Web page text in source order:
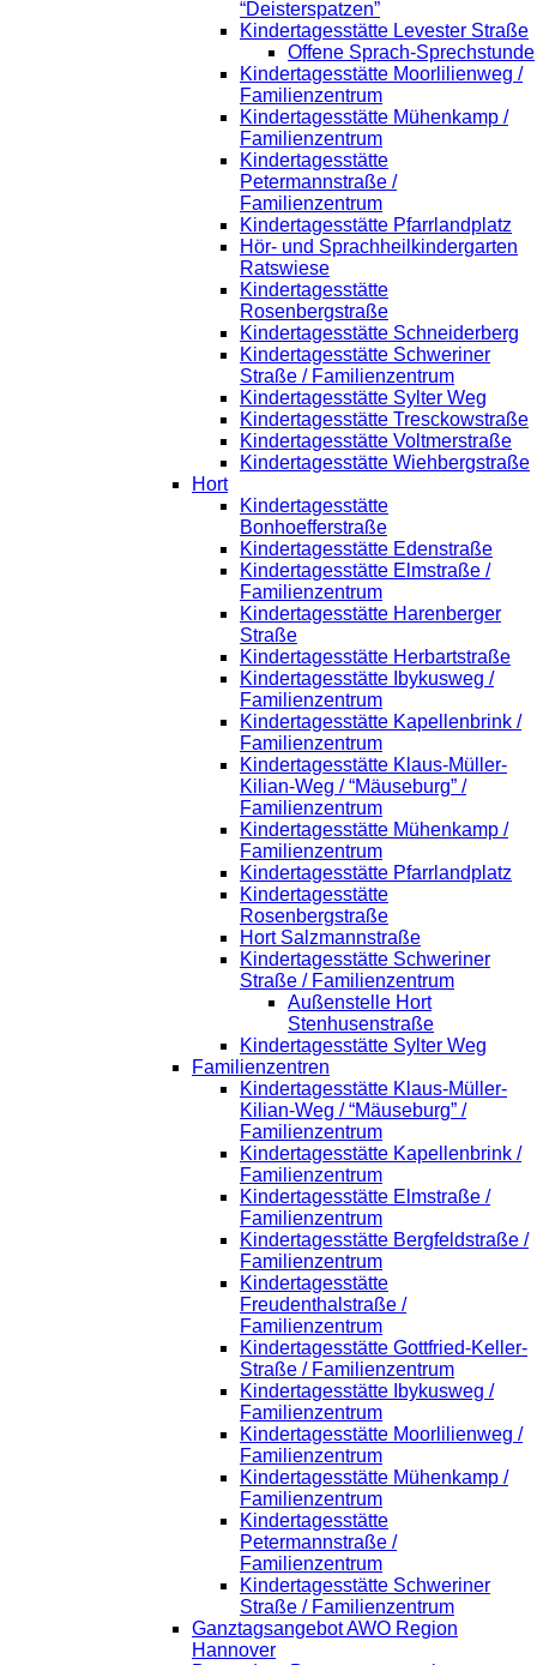
“Deisterspatzen”
Kindertagesstätte Levester Straße
Offene Sprach-Sprechstunde
Kindertagesstätte Moorlilienweg /
Familienzentrum
Kindertagesstätte Mühenkamp /
Familienzentrum
Kindertagesstätte
Petermannstraße /
Familienzentrum
Kindertagesstätte Pfarrlandplatz
Hör- und Sprachheilkindergarten
Ratswiese
Kindertagesstätte
Rosenbergstraße
Kindertagesstätte Schneiderberg
Kindertagesstätte Schweriner
Straße / Familienzentrum
Kindertagesstätte Sylter Weg
Kindertagesstätte Tresckowstraße
Kindertagesstätte Voltmerstraße
Kindertagesstätte Wiehbergstraße
Hort
Kindertagesstätte
Bonhoefferstraße
Kindertagesstätte Edenstraße
Kindertagesstätte Elmstraße /
Familienzentrum
Kindertagesstätte Harenberger
Straße
Kindertagesstätte Herbartstraße
Kindertagesstätte Ibykusweg /
Familienzentrum
Kindertagesstätte Kapellenbrink /
Familienzentrum
Kindertagesstätte Klaus-Müller-
Kilian-Weg / “Mäuseburg” /
Familienzentrum
Kindertagesstätte Mühenkamp /
Familienzentrum
Kindertagesstätte Pfarrlandplatz
Kindertagesstätte
Rosenbergstraße
Hort Salzmannstraße
Kindertagesstätte Schweriner
Straße / Familienzentrum
Außenstelle Hort
Stenhusenstraße
Kindertagesstätte Sylter Weg
Familienzentren
Kindertagesstätte Klaus-Müller-
Kilian-Weg / “Mäuseburg” /
Familienzentrum
Kindertagesstätte Kapellenbrink /
Familienzentrum
Kindertagesstätte Elmstraße /
Familienzentrum
Kindertagesstätte Bergfeldstraße /
Familienzentrum
Kindertagesstätte
Freudenthalstraße /
Familienzentrum
Kindertagesstätte Gottfried-Keller-
Straße / Familienzentrum
Kindertagesstätte Ibykusweg /
Familienzentrum
Kindertagesstätte Moorlilienweg /
Familienzentrum
Kindertagesstätte Mühenkamp /
Familienzentrum
Kindertagesstätte
Petermannstraße /
Familienzentrum
Kindertagesstätte Schweriner
Straße / Familienzentrum
Ganztagsangebot AWO Region
Hannover